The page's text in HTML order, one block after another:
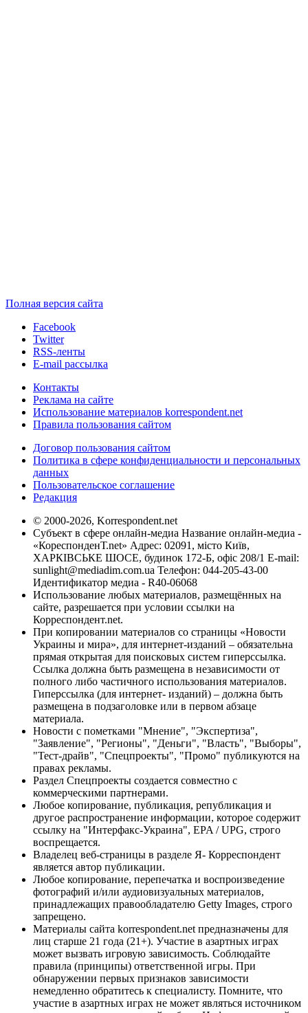
Полная версия сайта
Facebook
Twitter
RSS-ленты
E-mail рассылка
Контакты
Реклама на сайте
Использование материалов korrespondent.net
Правила пользования сайтом
Договор пользования сайтом
Политика в сфере конфиденциальности и персональных
данных
Пользовательское соглашение
Редакция
© 2000-2026, Korrespondent.net
Субъект в сфере онлайн-медиа Название онлайн-медиа -
«КореспонденТ.net» Адрес: 02091, місто Київ,
ХАРКІВСЬКЕ ШОСЕ, будинок 172-Б, офіс 208/1 E-mail:
sunlight@mediadim.com.ua Телефон: 044-205-43-00
Идентификатор медиа - R40-06068
Использование любых материалов, размещённых на
сайте, разрешается при условии ссылки на
Корреспондент.net.
При копировании материалов со страницы «Новости
Украины и мира», для интернет-изданий – обязательна
прямая открытая для поисковых систем гиперссылка.
Ссылка должна быть размещена в независимости от
полного либо частичного использования материалов.
Гиперссылка (для интернет- изданий) – должна быть
размещена в подзаголовке или в первом абзаце
материала.
Новости с пометками "Мнение", "Экспертиза",
"Заявление", "Регионы", "Деньги", "Власть", "Выборы",
"Тест-драйв", "Спецпроекты", "Промо" публикуются на
правах рекламы.
Раздел Спецпроекты создается совместно с
коммерческими партнерами.
Любое копирование, публикация, републикация и
другое распространение информации, которое содержит
ссылку на "Интерфакс-Украина", EPA / UPG, строго
воспрещается.
Владелец веб-страницы в разделе Я- Корреспондент
является автор публикации.
Любое копирование, перепечатка и воспроизведение
фотографий и/или аудиовизуальных материалов,
принадлежащих правообладателю Getty Images, строго
запрещено.
Материалы сайта korrespondent.net предназначены для
лиц старше 21 года (21+). Участие в азартных играх
может вызвать игровую зависимость. Соблюдайте
правила (принципы) ответственной игры. При
обнаружении первых признаков зависимости
немедленно обратитесь к специалисту. Помните, что
участие в азартных играх не может являться источником